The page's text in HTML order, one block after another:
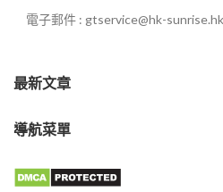
電子郵件 : gtservice@hk-sunrise.hk
最新文章
導航菜單